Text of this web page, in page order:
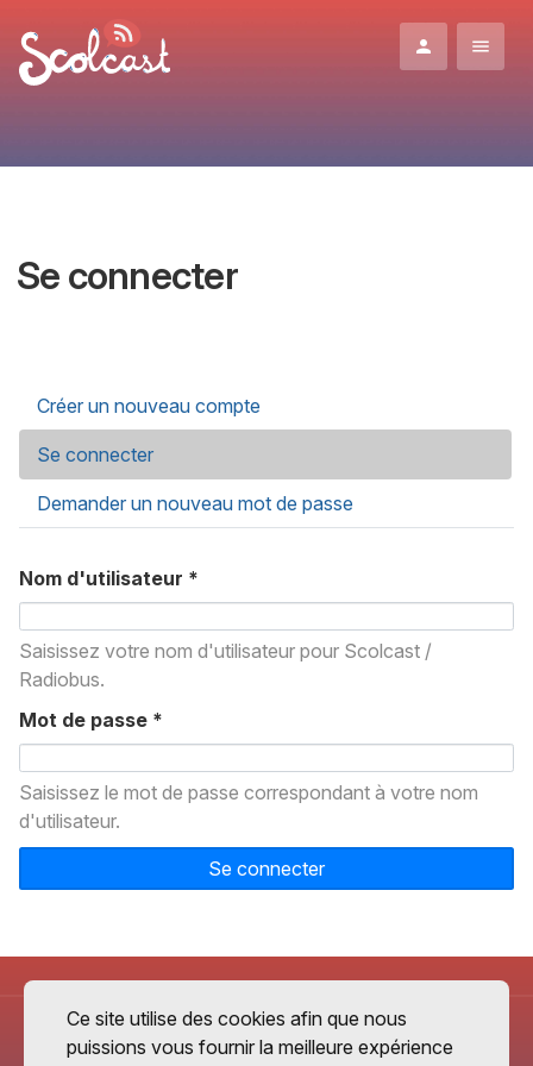
Se connecter
Onglets principaux
Créer un nouveau compte
Se connecter
Demander un nouveau mot de passe
Nom d'utilisateur *
Saisissez votre nom d'utilisateur pour Scolcast /
Radiobus.
Mot de passe *
Saisissez le mot de passe correspondant à votre nom
d'utilisateur.
Se connecter
Ce site utilise des cookies afin que nous
puissions vous fournir la meilleure expérience